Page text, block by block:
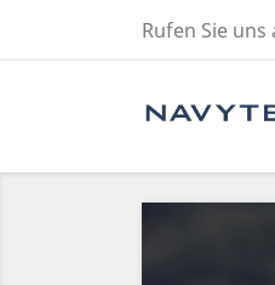
Rufen Sie uns